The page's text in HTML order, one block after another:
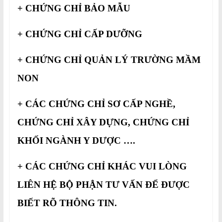
+ CHỨNG CHỈ BẢO MẪU
+ CHỨNG CHỈ CẤP DƯỠNG
+ CHỨNG CHỈ QUẢN LÝ TRƯỜNG MẦM
NON
+ CÁC CHỨNG CHỈ SƠ CẤP NGHỀ,
CHỨNG CHỈ XÂY DỰNG, CHỨNG CHỈ
KHỐI NGÀNH Y DƯỢC ….
+ CÁC CHỨNG CHỈ KHÁC VUI LÒNG
LIÊN HỆ BỘ PHẬN TƯ VẤN ĐỂ ĐƯỢC
BIẾT RÕ THÔNG TIN.